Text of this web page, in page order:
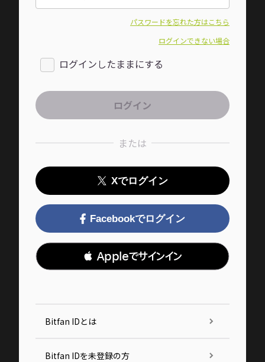
パスワードを忘れた方はこちら
ログインできない場合
ログインしたままにする
または
Xでログイン
Facebookでログイン
 Appleでサインイン
Bitfan IDとは
Bitfan IDを未登録の方